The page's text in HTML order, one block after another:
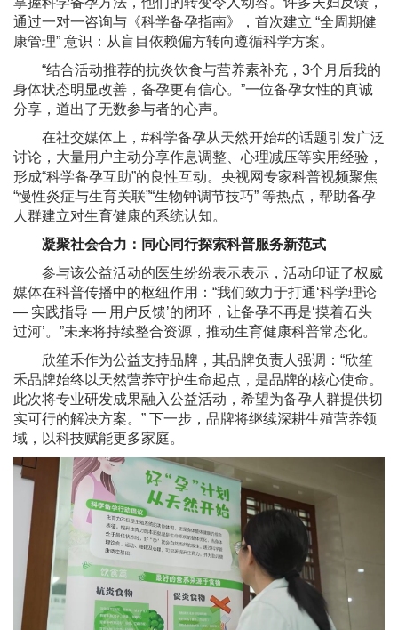
通过一对一咨询与《科学备孕指南》，首次建立 “全周期健
康管理” 意识：从盲目依赖偏方转向遵循科学方案。
“结合活动推荐的抗炎饮食与营养素补充，3个月后我的
身体状态明显改善，备孕更有信心。”一位备孕女性的真诚
分享，道出了无数参与者的心声。
在社交媒体上，#科学备孕从天然开始#的话题引发广泛
讨论，大量用户主动分享作息调整、心理减压等实用经验，
形成“科学备孕互助”的良性互动。央视网专家科普视频聚焦
“慢性炎症与生育关联”“生物钟调节技巧” 等热点，帮助备孕
人群建立对生育健康的系统认知。
凝聚社会合力：同心同行探索科普服务新范式
参与该公益活动的医生纷纷表示表示，活动印证了权威
媒体在科普传播中的枢纽作用：“我们致力于打通‘科学理论
— 实践指导 — 用户反馈’的闭环，让备孕不再是‘摸着石头
过河’。”未来将持续整合资源，推动生育健康科普常态化。
欣笙禾作为公益支持品牌，其品牌负责人强调：“欣笙
禾品牌始终以天然营养守护生命起点，是品牌的核心使命。
此次将专业研发成果融入公益活动，希望为备孕人群提供切
实可行的解决方案。” 下一步，品牌将继续深耕生殖营养领
域，以科技赋能更多家庭。